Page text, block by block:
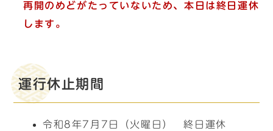
再開のめどがたっていないため、本日は終日運休
します。
運行休止期間
令和8年7月7日（火曜日） 終日運休